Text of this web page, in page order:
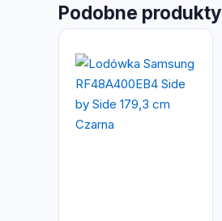
Podobne produkty